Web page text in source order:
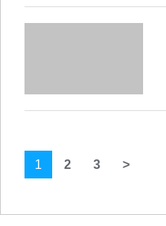
1 2 3 >